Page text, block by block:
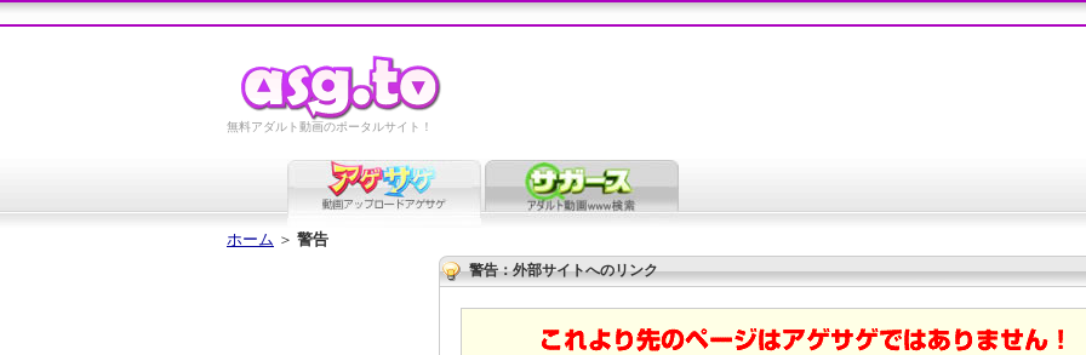
無料アダルト動画のポータルサイト！
ホーム ＞ 警告
警告：外部サイトへのリンク